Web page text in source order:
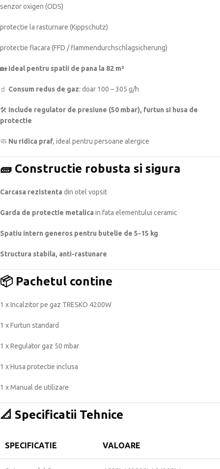
senzor oxigen (ODS)
protectie la rasturnare (Kippschutz)
protectie flacara (FFD / flammendurchschlagsicherung)
🏡 Ideal pentru spatii de pana la 82 m²
🧃 Consum redus de gaz: doar 100 – 305 g/h
🛠️ Include regulator de presiune (50 mbar), furtun si husa de
protectie
🧼 Nu ridica praf, ideal pentru persoane alergice
🧱 Constructie robusta si sigura
Carcasa rezistenta din otel vopsit
Garda de protectie metalica in fata elementului ceramic
Spatiu intern generos pentru butelie de 5-15 kg
Structura stabila, anti-rastunare
📦 Pachetul contine
1 x Incalzitor pe gaz TRESKO 4200W
1 x Furtun standard
1 x Regulator gaz 50 mbar
1 x Husa protectie inclusa
1 x Manual de utilizare
📐 Specificatii Tehnice
SPECIFICATIE VALOARE